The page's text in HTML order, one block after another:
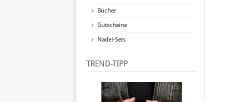
Bücher
Gutscheine
Nadel-Sets
TREND-TIPP